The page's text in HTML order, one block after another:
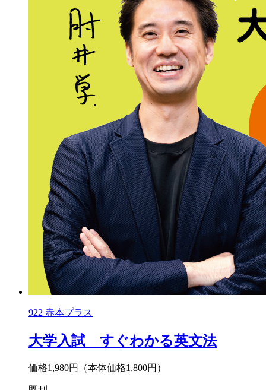
922 赤本プラス
大学入試 すぐわかる英文法
価格1,980円 （本体価格1,800円）